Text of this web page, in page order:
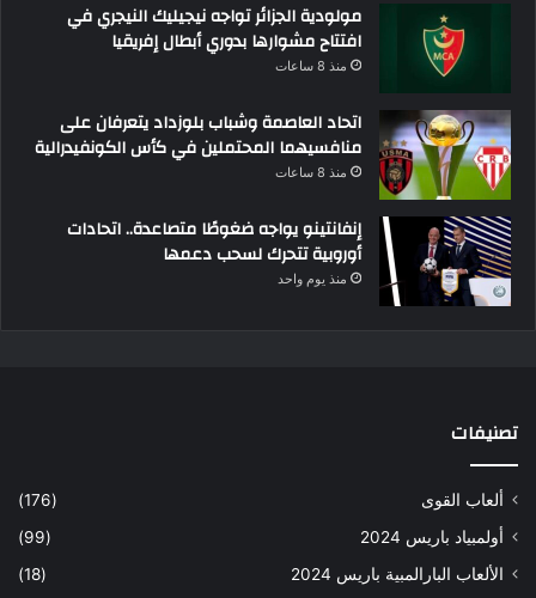
مولودية الجزائر تواجه نيجيليك النيجري في
افتتاح مشوارها بدوري أبطال إفريقيا
منذ 8 ساعات
اتحاد العاصمة وشباب بلوزداد يتعرفان على
منافسيهما المحتملين في كأس الكونفيدرالية
منذ 8 ساعات
إنفانتينو يواجه ضغوطًا متصاعدة.. اتحادات
أوروبية تتحرك لسحب دعمها
منذ يوم واحد
تصنيفات
ألعاب القوى
(176)
أولمبياد باريس 2024
(99)
الألعاب البارالمبية باريس 2024
(18)